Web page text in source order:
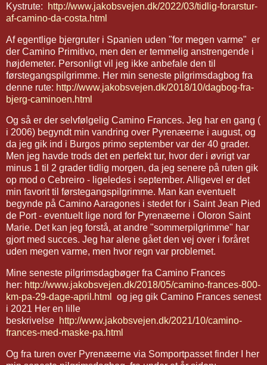
Kystrute:
http://www.jakobsvejen.dk/2022/03/tidlig-forarstur-
af-camino-da-costa.html
Af egentlige bjergruter i Spanien uden "for megen varme" er
der Camino Primitivo, men den er temmelig anstrengende i
højdemeter. Personligt vil jeg ikke anbefale den til
førstegangspilgrimme. Her min seneste pilgrimsdagbog fra
denne rute: http://www.jakobsvejen.dk/2018/10/dagbog-fra-
bjerg-caminoen.html
Og så er der selvfølgelig Camino Frances. Jeg har en gang (
i 2006) begyndt min vandring over Pyrenæerne i august, og
da jeg gik ind i Burgos primo september var der 40 grader.
Men jeg havde trods det en perfekt tur, hvor der i øvrigt var
minus 1 til 2 grader tidlig morgen, da jeg senere på ruten gik
op mod o Cebreiro - ligeledes i september. Alligevel er det
min favorit til førstegangspilgrimme. Man kan eventuelt
begynde på Camino Aaragones i stedet for i Saint Jean Pied
de Port - eventuelt lige nord for Pyrenæerne i Oloron Saint
Marie. Det kan jeg forstå, at andre "sommerpilgrimme" har
gjort med succes. Jeg har alene gået den vej over i foråret
uden megen varme, men hvor regn var problemet.
Mine seneste pilgrimsdagbøger fra Camino Frances
her: http://www.jakobsvejen.dk/2018/05/camino-frances-800-
km-pa-29-dage-april.html
og jeg gik Camino Frances senest
i 2021 Her en lille
beskrivelse http://www.jakobsvejen.dk/2021/10/camino-
frances-med-maske-pa.html
Og fra turen over Pyrenæerne via Somportpasset finder I her